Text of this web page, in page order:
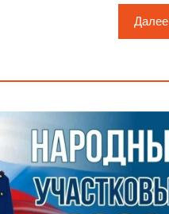
Далее